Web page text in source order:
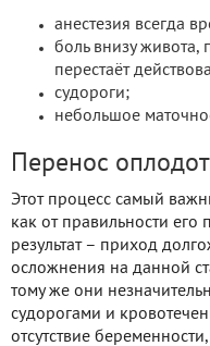
анестезия всегда
боль внизу живота,
перестаёт
судороги;
небольшое
Перенос
Этот процесс самый
как от правильности
результат – приход
осложнения на данной
тому же они
судорогами и
отсутствие